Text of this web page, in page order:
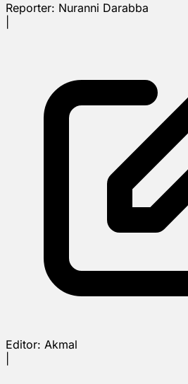
Reporter: Nuranni Darabba
Editor: Akmal